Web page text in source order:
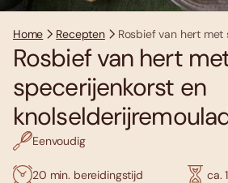
Home Recepten Rosbief van hert
Rosbief van hert
specerijenkorst en
Eenvoudig
20 min. bereidingstijd ca.